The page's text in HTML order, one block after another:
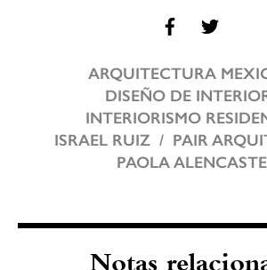
ARQUITECTURA
DISEÑO DE
INTERIORISMO
ISRAEL RUIZ
PAIR
PAOLA
Notas